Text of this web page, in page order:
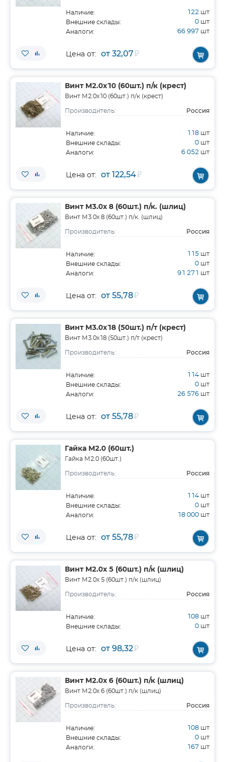
Наличие: 122 шт
Внешние склады: 0 шт
Аналоги: 66 997 шт
Цена от: от 32,07₽
Винт М2.0х10 (60шт.) п/к (крест)
Винт М2.0х10 (60шт.) п/к (крест)
Производитель: Россия
Наличие: 118 шт
Внешние склады: 0 шт
Аналоги: 6 052 шт
Цена от: от 122,54₽
Винт М3.0х 8 (60шт.) п/к. (шлиц)
Винт М3.0х 8 (60шт.) п/к. (шлиц)
Производитель: Россия
Наличие: 115 шт
Внешние склады: 0 шт
Аналоги: 91 271 шт
Цена от: от 55,78₽
Винт М3.0х18 (50шт.) п/т (крест)
Винт М3.0х18 (50шт.) п/т (крест)
Производитель: Россия
Наличие: 114 шт
Внешние склады: 0 шт
Аналоги: 26 576 шт
Цена от: от 55,78₽
Гайка М2.0 (60шт.)
Гайка М2.0 (60шт.)
Производитель: Россия
Наличие: 114 шт
Внешние склады: 0 шт
Аналоги: 18 000 шт
Цена от: от 55,78₽
Винт М2.0х 5 (60шт.) п/к (шлиц)
Винт М2.0х 5 (60шт.) п/к (шлиц)
Производитель: Россия
Наличие: 108 шт
Внешние склады: 0 шт
Цена от: от 98,32₽
Винт М2.0х 6 (60шт.) п/к (шлиц)
Винт М2.0х 6 (60шт.) п/к (шлиц)
Производитель: Россия
Наличие: 108 шт
Внешние склады: 0 шт
Аналоги: 167 шт